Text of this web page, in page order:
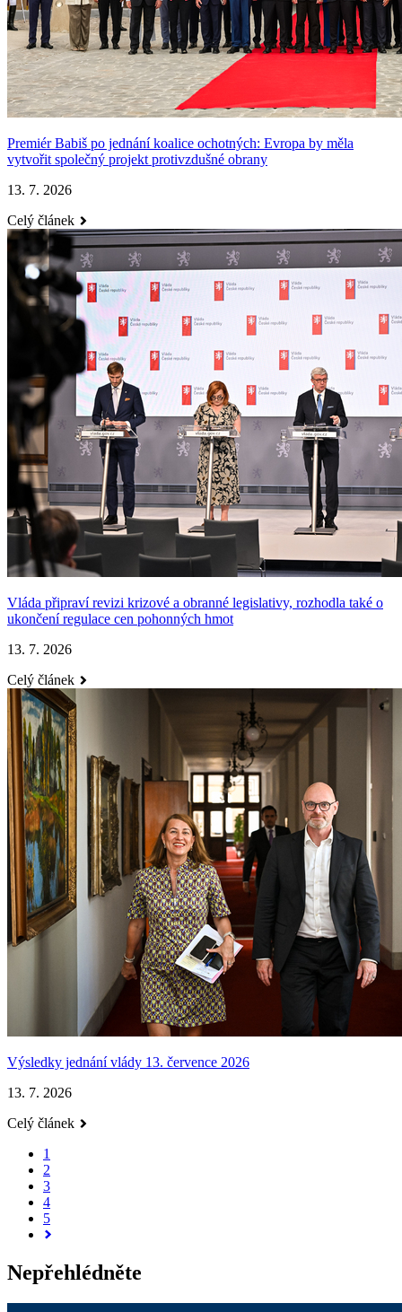
Premiér Babiš po jednání koalice ochotných: Evropa by měla
vytvořit společný projekt protivzdušné obrany
13. 7. 2026
Celý článek
Vláda připraví revizi krizové a obranné legislativy, rozhodla také o
ukončení regulace cen pohonných hmot
13. 7. 2026
Celý článek
Výsledky jednání vlády 13. července 2026
13. 7. 2026
Celý článek
1
2
3
4
5
Nepřehlédněte